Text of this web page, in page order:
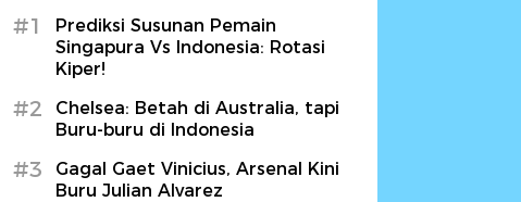
#1
Prediksi Susunan Pemain
Singapura Vs Indonesia: Rotasi
Kiper!
#2
Chelsea: Betah di Australia, tapi
Buru-buru di Indonesia
#3
Gagal Gaet Vinicius, Arsenal Kini
Buru Julian Alvarez